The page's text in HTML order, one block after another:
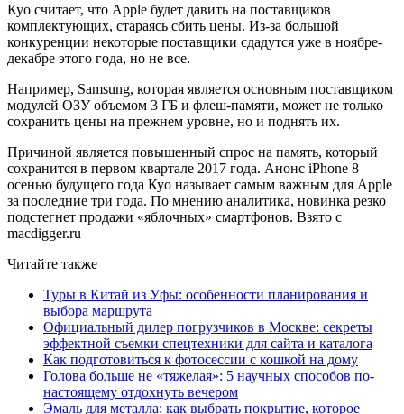
Куо считает, что Apple будет давить на поставщиков
комплектующих, стараясь сбить цены. Из-за большой
конкуренции некоторые поставщики сдадутся уже в ноябре-
декабре этого года, но не все.
Например, Samsung, которая является основным поставщиком
модулей ОЗУ объемом 3 ГБ и флеш-памяти, может не только
сохранить цены на прежнем уровне, но и поднять их.
Причиной является повышенный спрос на память, который
сохранится в первом квартале 2017 года. Анонс iPhone 8
осенью будущего года Куо называет самым важным для Apple
за последние три года. По мнению аналитика, новинка резко
подстегнет продажи «яблочных» смартфонов. Взято с
macdigger.ru
Читайте также
Туры в Китай из Уфы: особенности планирования и
выбора маршрута
Официальный дилер погрузчиков в Москве: секреты
эффектной съемки спецтехники для сайта и каталога
Как подготовиться к фотосессии с кошкой на дому
Голова больше не «тяжелая»: 5 научных способов по-
настоящему отдохнуть вечером
Эмаль для металла: как выбрать покрытие, которое